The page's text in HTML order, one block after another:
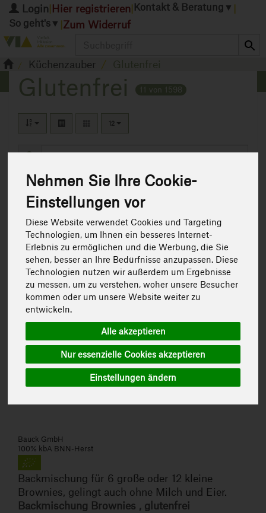
Nehmen Sie Ihre Cookie-
Einstellungen vor
Diese Website verwendet Cookies und Targeting
Technologien, um Ihnen ein besseres Internet-
Erlebnis zu ermöglichen und die Werbung, die Sie
sehen, besser an Ihre Bedürfnisse anzupassen. Diese
Technologien nutzen wir außerdem um Ergebnisse
zu messen, um zu verstehen, woher unsere Besucher
kommen oder um unsere Website weiter zu
entwickeln.
Alle akzeptieren
Nur essenzielle Cookies akzeptieren
Einstellungen ändern
Login Hier registrieren Kontakt & Beratung ▼
So geht's ▼ Zum Widerruf
Küchenzauber
Glutenfrei 11 von 1598
12
Hersteller Ernährung Allergene
Art.-Nr. 250940
Bauck GmbH
100% kbA BNN-Herst
Backmischung für 6 große oder 12 kleine
Brownies, gelingt auch ohne Milch und Eier.
Backmischung Brownies , glutenfrei